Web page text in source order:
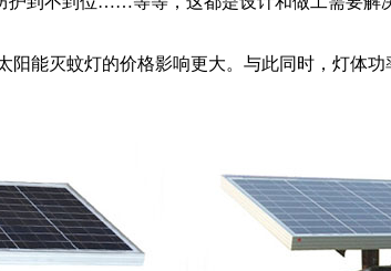
能灭蚊灯的价格影响更大。与此同时，灯体